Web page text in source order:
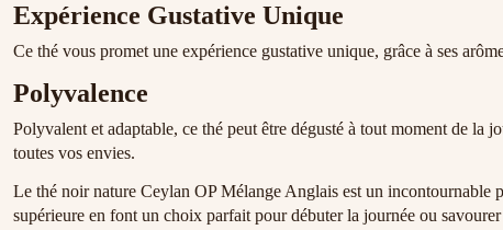
Expérience Gustative Unique
Ce thé vous promet une expérience gustative unique, grâce à ses
Polyvalence
Polyvalent et adaptable, ce thé peut être dégusté à tout moment de la
toutes vos envies.
Le thé noir nature Ceylan OP Mélange Anglais est un incontournable
supérieure en font un choix parfait pour débuter la journée ou